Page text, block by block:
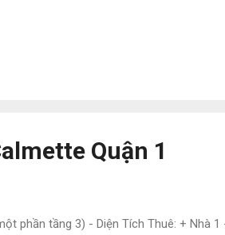
Quận 1
phần tầng 3) - Diện Tích Thuê: + Nhà 1